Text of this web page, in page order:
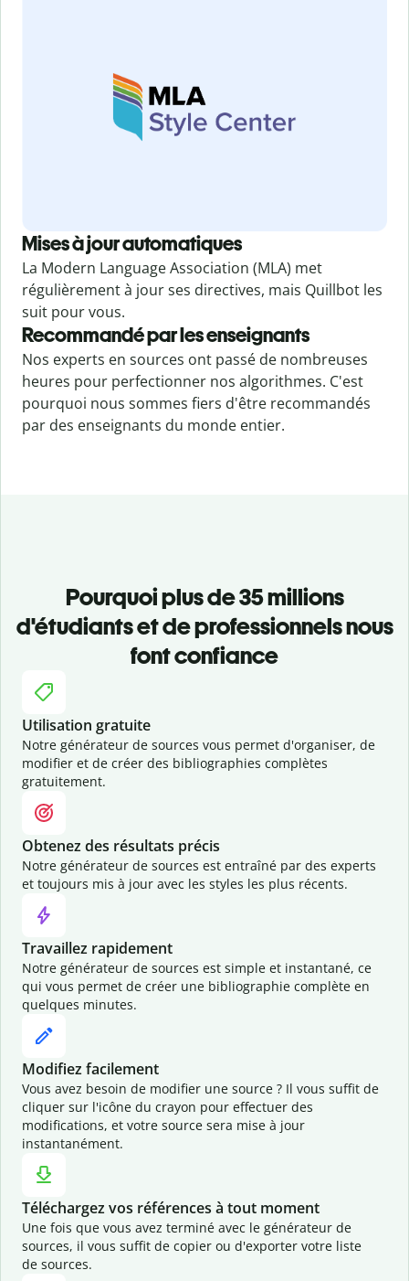
Mises à jour automatiques
La Modern Language Association (MLA) met
régulièrement à jour ses directives, mais Quillbot les
suit pour vous.
Recommandé par les enseignants
Nos experts en sources ont passé de nombreuses
heures pour perfectionner nos algorithmes. C'est
pourquoi nous sommes fiers d'être recommandés
par des enseignants du monde entier.
Pourquoi plus de 35 millions
d'étudiants et de professionnels nous
font confiance
Utilisation gratuite
Notre générateur de sources vous permet d'organiser, de
modifier et de créer des bibliographies complètes
gratuitement.
Obtenez des résultats précis
Notre générateur de sources est entraîné par des experts
et toujours mis à jour avec les styles les plus récents.
Travaillez rapidement
Notre générateur de sources est simple et instantané, ce
qui vous permet de créer une bibliographie complète en
quelques minutes.
Modifiez facilement
Vous avez besoin de modifier une source ? Il vous suffit de
cliquer sur l'icône du crayon pour effectuer des
modifications, et votre source sera mise à jour
instantanément.
Téléchargez vos références à tout moment
Une fois que vous avez terminé avec le générateur de
sources, il vous suffit de copier ou d'exporter votre liste
de sources.